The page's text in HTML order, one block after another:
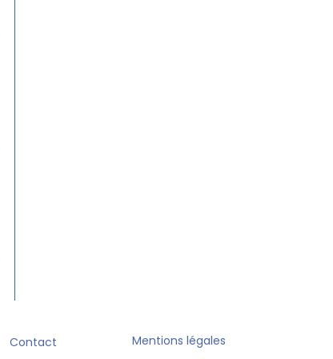
Contact Mentions légales